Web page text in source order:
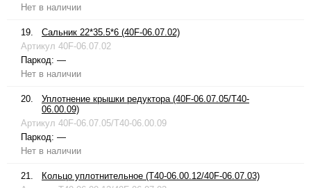
Нет в наличии
19.
Сальник 22*35.5*6 (40F-06.07.02)
Артикул 40F-06.07.02
Паркод: —
Нет в наличии
20.
Уплотнение крышки редуктора (40F-06.07.05/T40-
06.00.09)
Артикул 40F-06.07.05/T40-06.00.09
Паркод: —
Нет в наличии
21.
Кольцо уплотнительное (T40-06.00.12/40F-06.07.03)